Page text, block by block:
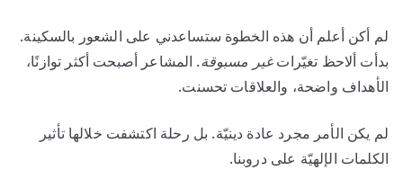
لم أكن أعلم أن هذه الخطوة ستساعدني على الشعور بالسكينة.
بدأت ألاحظ تغيّراتغير مسبوقة. المشاعر أصبحت أكثر توازنًا،
الأهداف واضحة، والعلاقات تحسنت.
لم يكن الأمر مجرد عادة دينيّة. بل رحلة اكتشفت خلالها تأثير
الكلمات الإلهيّة على دروبنا.